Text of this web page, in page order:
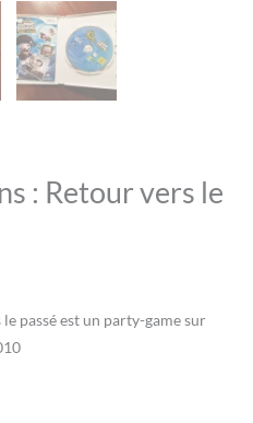
: Retour vers le
passé est un party-game sur